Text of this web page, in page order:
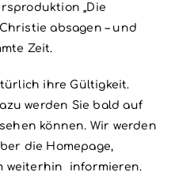
„Die
absagen – und
Zeit.
ihre Gültigkeit.
werden Sie bald auf
sehen können. Wir werden
die Homepage,
weiterhin informieren.